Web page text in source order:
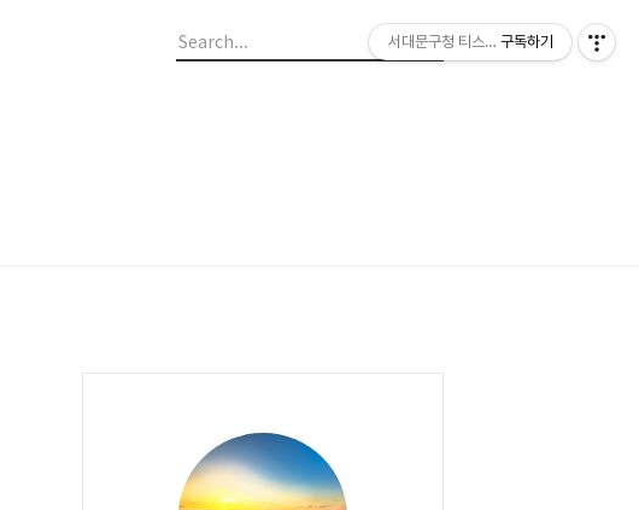
서대문구청 티스토리 블로그
구독하기